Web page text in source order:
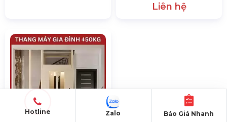
Liên hệ
Hotline Báo Giá Nhanh
Zalo